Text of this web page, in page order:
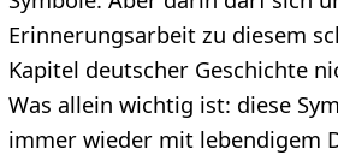
Erinnerungsarbeit zu diesem
Kapitel deutscher Geschichte
Was allein wichtig ist: diese
immer wieder mit lebendigem